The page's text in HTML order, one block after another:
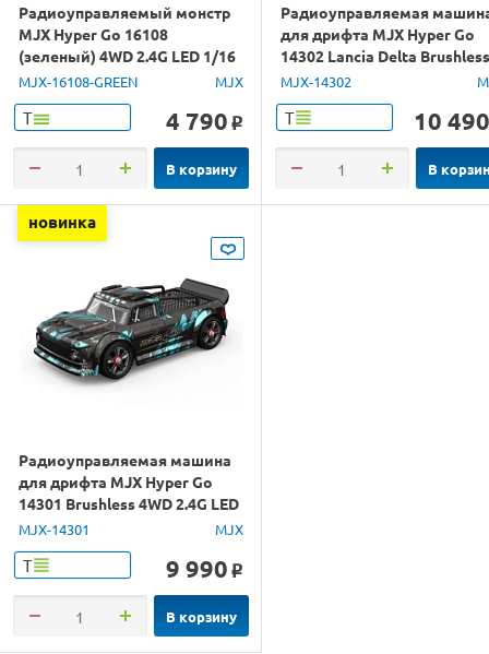
Радиоуправляемый монстр
MJX Hyper Go 16108
(зеленый) 4WD 2.4G LED 1/16
RTR
MJX-16108-GREEN MJX
Т 4 790 o
В корзину
Радиоуправляемая
для дрифта MJX Hyper Go
14302 Lancia Delta Brushless
4WD 2.4G LED 1/14 RTR
MJX-14302
Т 10 490
В
новинка
Радиоуправляемая машина
для дрифта MJX Hyper Go
14301 Brushless 4WD 2.4G LED
1/14 RTR
MJX-14301 MJX
Т 9 990 o
В корзину